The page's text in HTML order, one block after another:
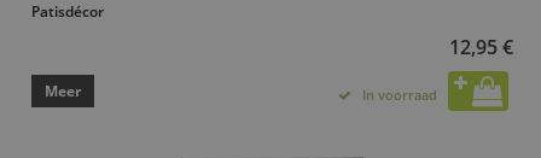
Patisdécor
12,95 €
Meer In voorraad